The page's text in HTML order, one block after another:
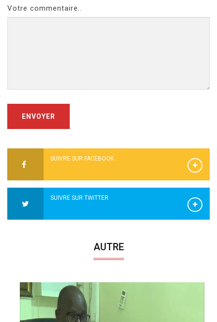
Votre commentaire..
ENVOYER
SUIVRE SUR FACEBOOK
SUIVRE SUR TWITTER
AUTRE